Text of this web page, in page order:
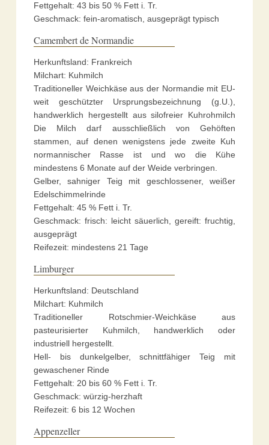
Fettgehalt: 43 bis 50 % Fett i. Tr.
Geschmack: fein-aromatisch, ausgeprägt typisch
Camembert de Normandie
Herkunftsland: Frankreich
Milchart: Kuhmilch
Traditioneller Weichkäse aus der Normandie mit EU-
weit geschützter Ursprungsbezeichnung (g.U.),
handwerklich hergestellt aus silofreier Kuhrohmilch
Die Milch darf ausschließlich von Gehöften
stammen, auf denen wenigstens jede zweite Kuh
normannischer Rasse ist und wo die Kühe
mindestens 6 Monate auf der Weide verbringen.
Gelber, sahniger Teig mit geschlossener, weißer
Edelschimmelrinde
Fettgehalt: 45 % Fett i. Tr.
Geschmack: frisch: leicht säuerlich, gereift: fruchtig,
ausgeprägt
Reifezeit: mindestens 21 Tage
Limburger
Herkunftsland: Deutschland
Milchart: Kuhmilch
Traditioneller Rotschmier-Weichkäse aus
pasteurisierter Kuhmilch, handwerklich oder
industriell hergestellt.
Hell- bis dunkelgelber, schnittfähiger Teig mit
gewaschener Rinde
Fettgehalt: 20 bis 60 % Fett i. Tr.
Geschmack: würzig-herzhaft
Reifezeit: 6 bis 12 Wochen
Appenzeller